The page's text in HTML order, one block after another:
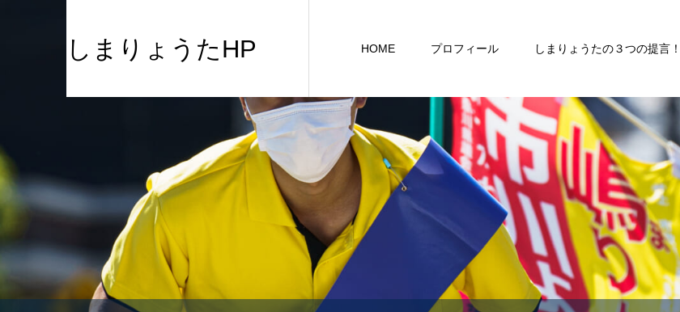
しまりょうたHP HOME プロフィール しまりょうたの３つの提言！